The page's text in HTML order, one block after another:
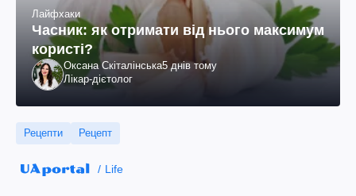
Лайфхаки
Часник: як отримати від нього максимум
користі?
Оксана Скіталінська5 днів тому
Лікар-дієтолог
Рецепти Рецепт
Life